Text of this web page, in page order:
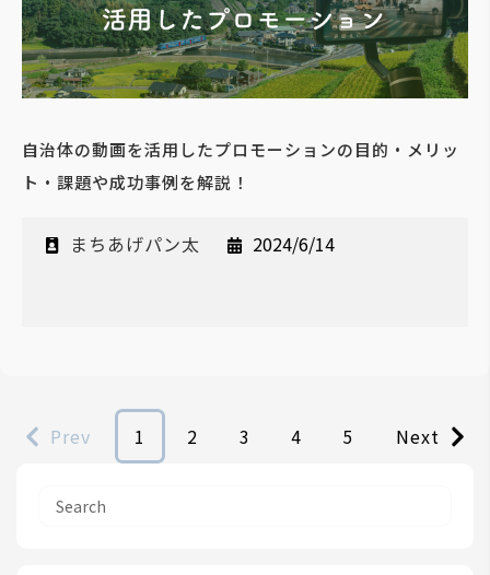
自治体の動画を活用したプロモーションの目的・メリッ
ト・課題や成功事例を解説！
まちあげパン太 2024/6/14
Prev 1 2 3 4 5 Next